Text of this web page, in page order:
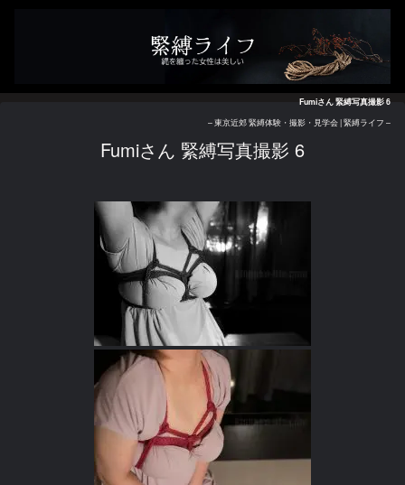
Fumiさん 緊縛写真撮影 6
– 東京近郊 緊縛体験・撮影・見学会 | 緊縛ライフ –
Fumiさん 緊縛写真撮影 6